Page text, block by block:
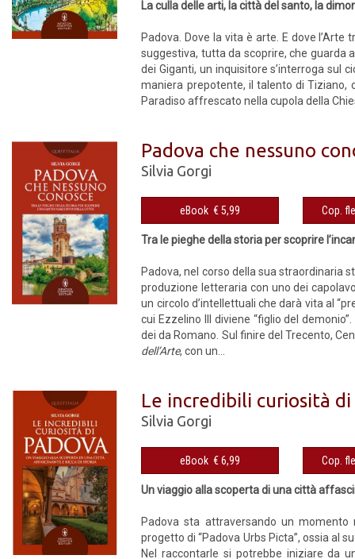
La culla delle arti, la città del santo, la
Padova. Dove la vita è arte. E dove
suggestiva, tutta da scoprire, che guarda
dei Giganti, un inquisitore s’interroga sul
maniera prepotente, il talento di Tiziano,
Paradiso affrescato nella cupola della
Padova che nessuno
Silvia Gorgi
eBook € 5,99
Tra le pieghe della storia per scoprire
Padova, nel corso della sua straordinaria
produzione letteraria con uno dei
un circolo d’intellettuali che darà vita al
cui Ezzelino III diviene “figlio del
dei da Romano. Sul finire del Trecento,
dell’Arte, con un...
Le incredibili curiosità di
Silvia Gorgi
eBook € 6,99
Un viaggio alla scoperta di una città
Padova sta attraversando un momento
progetto di “Padova Urbs Picta”, ossia al
Nel raccontarle si potrebbe iniziare da